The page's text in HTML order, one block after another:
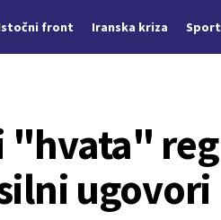
front Iranska kriza Sport
"hvata"
ugovori